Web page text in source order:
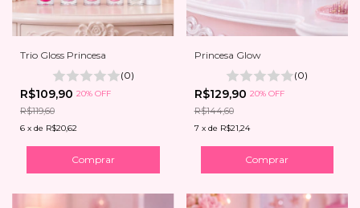
Trio Gloss Princesa
(0)
R$109,90 20% OFF
R$119,60
6 x de R$20,62
Princesa Glow
(0)
R$129,90 20% OFF
R$144,60
7 x de R$21,24